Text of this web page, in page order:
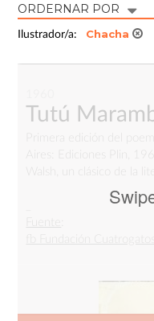
ORDERNAR POR
Ilustrador/a: Chacha
Tutú
Primera edición del
Aires: Ediciones Plin,
Walsh, un clásico de la